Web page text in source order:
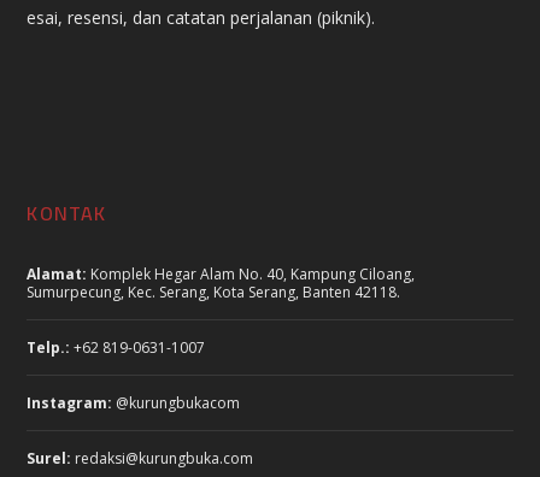
esai, resensi, dan catatan perjalanan (piknik).
KONTAK
Alamat: Komplek Hegar Alam No. 40, Kampung Ciloang,
Sumurpecung, Kec. Serang, Kota Serang, Banten 42118.
Telp.: +62 819-0631-1007
Instagram: @kurungbukacom
Surel: redaksi@kurungbuka.com